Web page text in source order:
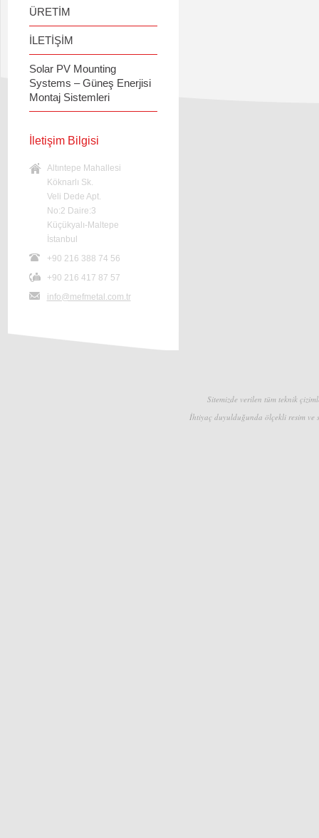
ÜRETİM
İLETİŞİM
Solar PV Mounting
Systems – Güneş Enerjisi
Montaj Sistemleri
İletişim Bilgisi
Altıntepe Mahallesi
Köknarlı Sk.
Veli Dede Apt.
No:2 Daire:3
Küçükyalı-Maltepe
İstanbul
+90 216 388 74 56
+90 216 417 87 57
info@mefmetal.com.tr
Sitemizde verilen tüm teknik
İhtiyaç duyulduğunda ölçekli resim ve